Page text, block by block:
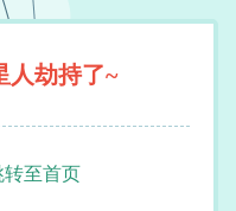
人劫持了~
至首页